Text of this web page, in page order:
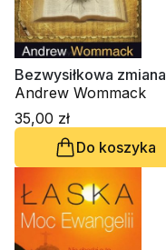
Bezwysiłkowa zmiana
Andrew Wommack
35,00 zł
Do koszyka